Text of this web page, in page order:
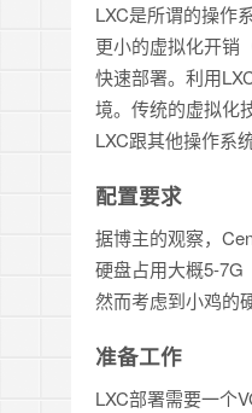
LXC是所谓的操作
更小的虚拟化开销
快速部署。利用
境。传统的虚拟化
LXC跟其他操作系
配置要求
据博主的观察，
硬盘占用大概5-7G
然而考虑到小鸡的
准备工作
LXC部署需要一个